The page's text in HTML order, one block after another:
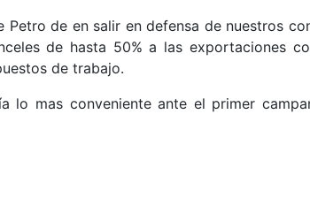
de en salir en defensa de nuestros
de hasta 50% a las exportaciones
de trabajo.
lo mas conveniente ante el primer